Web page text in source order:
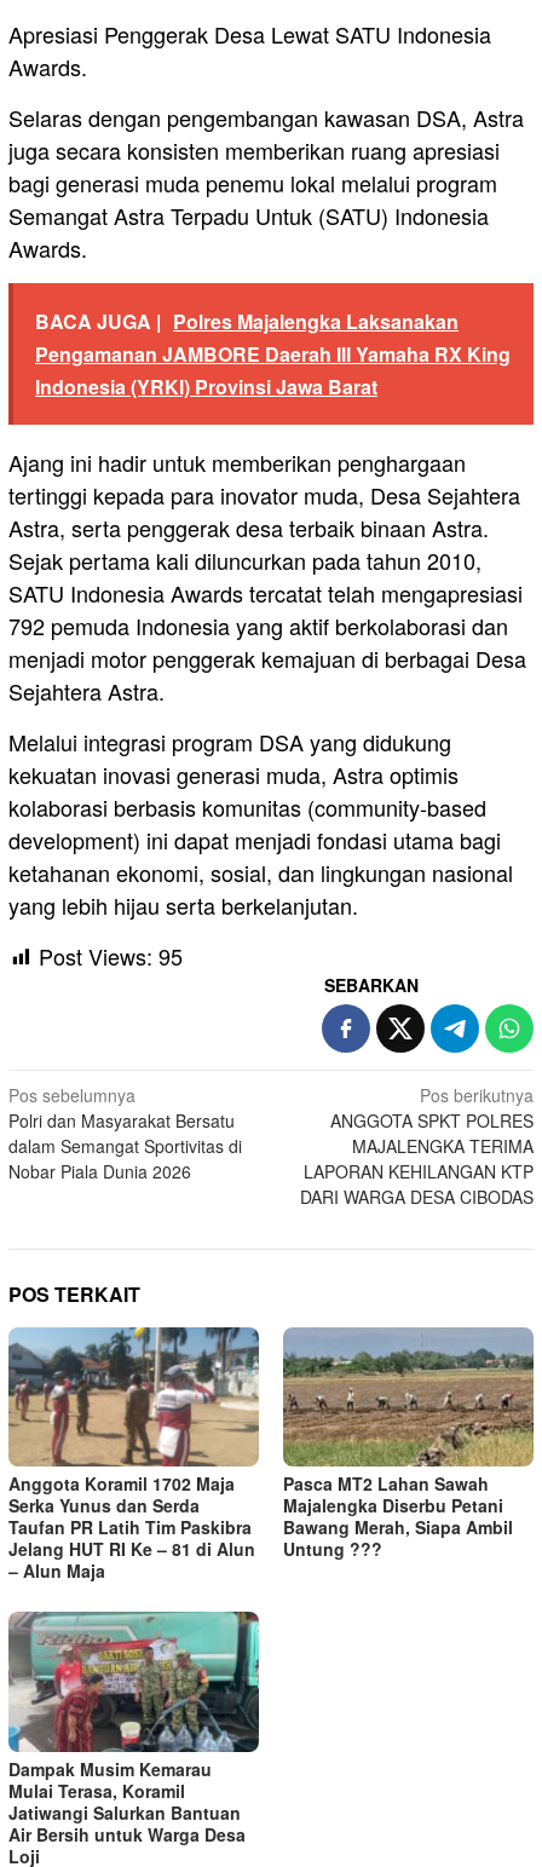
​Apresiasi Penggerak Desa Lewat SATU Indonesia
Awards.
​Selaras dengan pengembangan kawasan DSA, Astra
juga secara konsisten memberikan ruang apresiasi
bagi generasi muda penemu lokal melalui program
Semangat Astra Terpadu Untuk (SATU) Indonesia
Awards.
BACA JUGA | Polres Majalengka Laksanakan
Pengamanan JAMBORE Daerah III Yamaha RX King
Indonesia (YRKI) Provinsi Jawa Barat
​Ajang ini hadir untuk memberikan penghargaan
tertinggi kepada para inovator muda, Desa Sejahtera
Astra, serta penggerak desa terbaik binaan Astra.
Sejak pertama kali diluncurkan pada tahun 2010,
SATU Indonesia Awards tercatat telah mengapresiasi
792 pemuda Indonesia yang aktif berkolaborasi dan
menjadi motor penggerak kemajuan di berbagai Desa
Sejahtera Astra.
​Melalui integrasi program DSA yang didukung
kekuatan inovasi generasi muda, Astra optimis
kolaborasi berbasis komunitas (community-based
development) ini dapat menjadi fondasi utama bagi
ketahanan ekonomi, sosial, dan lingkungan nasional
yang lebih hijau serta berkelanjutan.
Post Views: 95
SEBARKAN
Navigasi
pos
Pos sebelumnya
Polri dan Masyarakat Bersatu
dalam Semangat Sportivitas di
Nobar Piala Dunia 2026
Pos berikutnya
ANGGOTA SPKT POLRES
MAJALENGKA TERIMA
LAPORAN KEHILANGAN KTP
DARI WARGA DESA CIBODAS
POS TERKAIT
Anggota Koramil 1702 Maja
Serka Yunus dan Serda
Taufan PR Latih Tim Paskibra
Jelang HUT RI Ke – 81 di Alun
– Alun Maja
Pasca MT2 Lahan Sawah
Majalengka Diserbu Petani
Bawang Merah, Siapa Ambil
Untung ???
Dampak Musim Kemarau
Mulai Terasa, Koramil
Jatiwangi Salurkan Bantuan
Air Bersih untuk Warga Desa
Loji